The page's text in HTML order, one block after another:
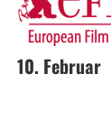
10. Februar